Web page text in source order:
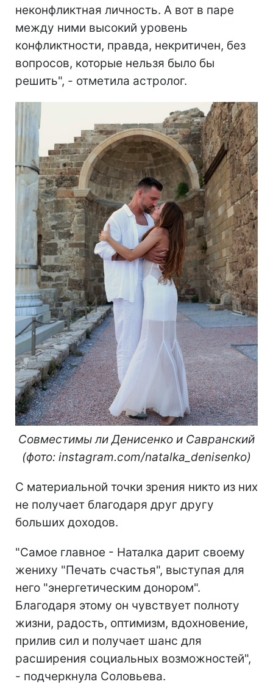
неконфликтная личность. А вот в паре
между ними высокий уровень
конфликтности, правда, некритичен, без
вопросов, которые нельзя было бы
решить", - отметила астролог.
Совместимы ли Денисенко и Савранский
(фото: instagram.com/natalka_denisenko)
С материальной точки зрения никто из них
не получает благодаря друг другу
больших доходов.
"Самое главное - Наталка дарит своему
жениху "Печать счастья", выступая для
него "энергетическим донором".
Благодаря этому он чувствует полноту
жизни, радость, оптимизм, вдохновение,
прилив сил и получает шанс для
расширения социальных возможностей",
- подчеркнула Соловьева.